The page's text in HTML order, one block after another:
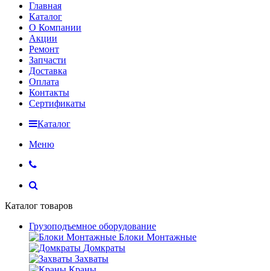
Главная
Каталог
О Компании
Акции
Ремонт
Запчасти
Доставка
Оплата
Контакты
Сертификаты
Каталог
Меню
Каталог товаров
Грузоподъемное оборудование
Блоки Монтажные
Домкраты
Захваты